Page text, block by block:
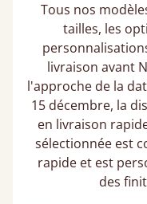
Tous nos
tailles, les
livraison avant
l'approche de la
15 décembre, la
en livraison
sélectionnée est
rapide et est
des